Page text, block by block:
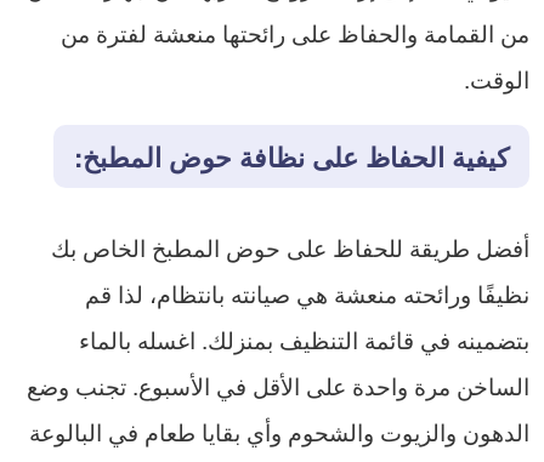
من القمامة والحفاظ على رائحتها منعشة لفترة من
الوقت.
كيفية الحفاظ على نظافة حوض المطبخ:
أفضل طريقة للحفاظ على حوض المطبخ الخاص بك
نظيفًا ورائحته منعشة هي صيانته بانتظام، لذا قم
بتضمينه في قائمة التنظيف بمنزلك. اغسله بالماء
الساخن مرة واحدة على الأقل في الأسبوع. تجنب وضع
الدهون والزيوت والشحوم وأي بقايا طعام في البالوعة